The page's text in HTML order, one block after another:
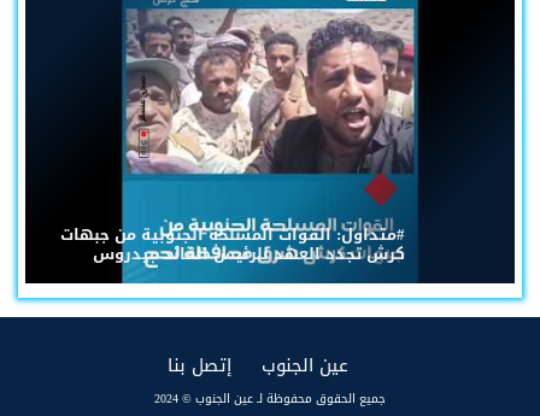
#متداول: القوات المسلحة الجنوبية من جبهات
كرش تجدد العهد للرئيس القائد عيدروس
عين الجنوب إتصل بنا
جميع الحقوق محفوظة لـ عين الجنوب © 2024